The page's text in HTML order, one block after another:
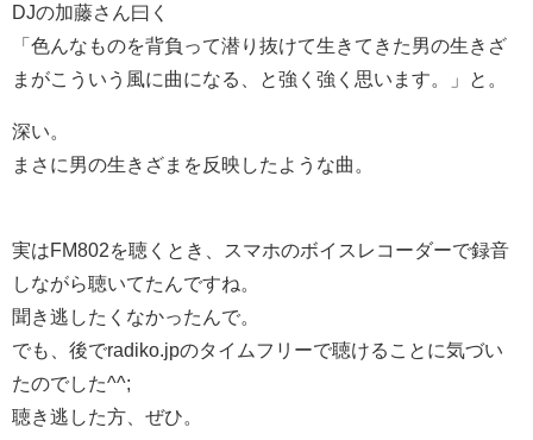
DJの加藤さん曰く
「色んなものを背負って潜り抜けて生きてきた男の生きざ
まがこういう風に曲になる、と強く強く思います。」と。
深い。
まさに男の生きざまを反映したような曲。
実はFM802を聴くとき、スマホのボイスレコーダーで録音
しながら聴いてたんですね。
聞き逃したくなかったんで。
でも、後でradiko.jpのタイムフリーで聴けることに気づい
たのでした^^;
聴き逃した方、ぜひ。